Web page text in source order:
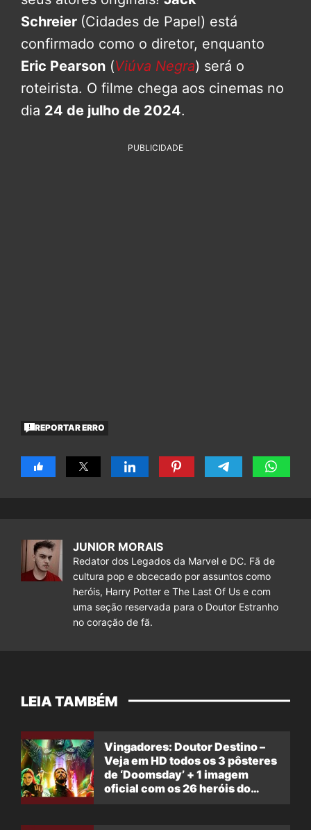
Schreier (Cidades de Papel) está
confirmado como o diretor, enquanto
Eric Pearson (Viúva Negra) será o
roteirista. O filme chega aos cinemas no
dia 24 de julho de 2024.
PUBLICIDADE
REPORTAR ERRO
JUNIOR MORAIS
Redator dos Legados da Marvel e DC. Fã de
cultura pop e obcecado por assuntos como
heróis, Harry Potter e The Last Of Us e com
uma seção reservada para o Doutor Estranho
no coração de fã.
LEIA TAMBÉM
Vingadores: Doutor Destino –
Veja em HD todos os 3 pôsteres
de ‘Doomsday’ + 1 imagem
oficial com os 26 heróis do